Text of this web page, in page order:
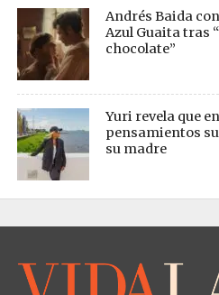
Andrés Baida
Azul Guaita tras
chocolate”
Yuri revela que
pensamientos
su madre